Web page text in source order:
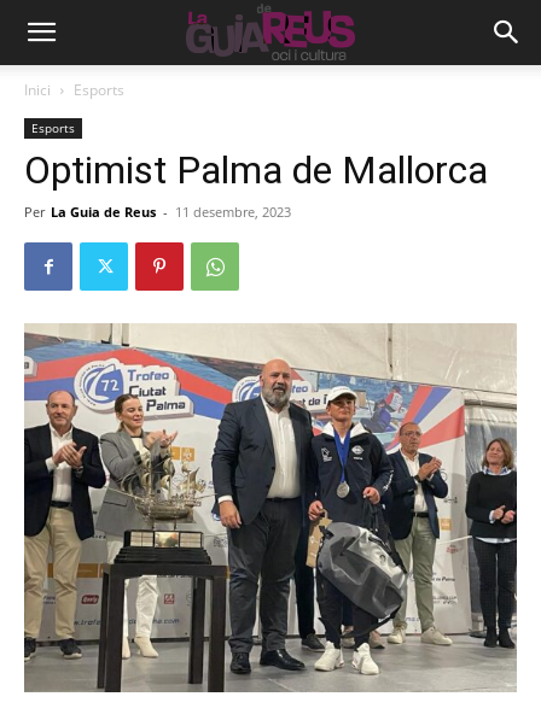
Inici Esports
Esports
Optimist Palma de Mallorca
Per La Guia de Reus - 11 desembre, 2023